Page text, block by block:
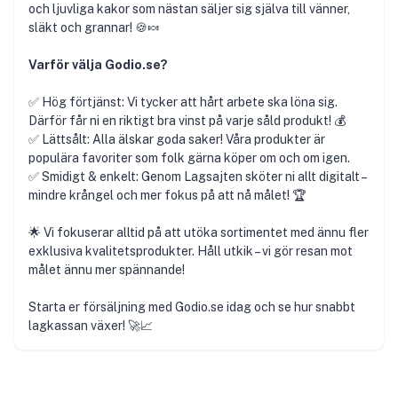
och ljuvliga kakor som nästan säljer sig själva till vänner,
släkt och grannar! 🍪🍬
Varför välja Godio.se?
✅ Hög förtjänst: Vi tycker att hårt arbete ska löna sig.
Därför får ni en riktigt bra vinst på varje såld produkt! 💰
✅ Lättsålt: Alla älskar goda saker! Våra produkter är
populära favoriter som folk gärna köper om och om igen.
✅ Smidigt & enkelt: Genom Lagsajten sköter ni allt digitalt –
mindre krångel och mer fokus på att nå målet! 🏆
🌟 Vi fokuserar alltid på att utöka sortimentet med ännu fler
exklusiva kvalitetsprodukter. Håll utkik – vi gör resan mot
målet ännu mer spännande!
Starta er försäljning med Godio.se idag och se hur snabbt
lagkassan växer! 🚀📈